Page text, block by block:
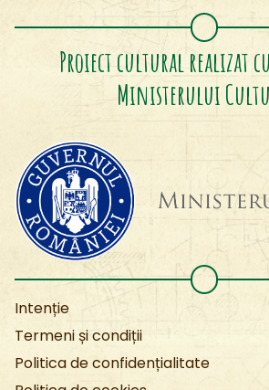
Proiect cultural realizat
Ministerului
Intenție
Termeni și condiții
Politica de confidențialitate